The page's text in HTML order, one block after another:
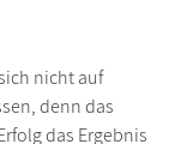
nicht auf
denn das
das Ergebnis